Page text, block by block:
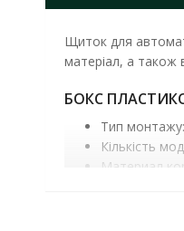
Щиток для
матеріал, а також
БОКС
Тип монтажу:
Кількість
Материал